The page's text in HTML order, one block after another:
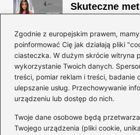
Zgodnie z europejskim prawem,
poinformować Cię jak działają pliki
ciasteczka. W dużym skrócie witryna
wykorzystanie Twoich danych.
treści, pomiar reklam i treści, badanie
ulepszanie usług. Przechowywanie
urządzeniu lub dostęp do nich.
Twoje dane osobowe będą
Twojego urządzenia (pliki cookie,
Skuteczne
schudnąć i
sylwetkę w
Idealny
go do swojej
Kategorie